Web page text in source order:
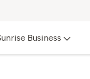
Business